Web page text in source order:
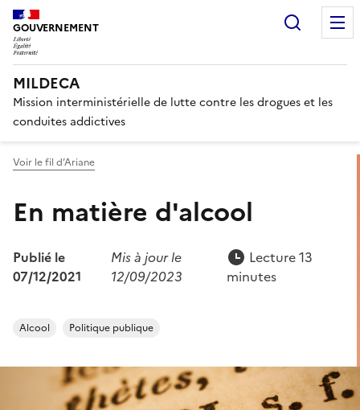
Panneau de gestion des
GOUVERNEMENT
MILDECA
Mission interministérielle de lutte contre les drogues et les
conduites addictives
Voir le fil d’Ariane
En matière d'alcool
Publié le
07/12/2021
Mis à jour le
12/09/2023
Lecture 13
minutes
Alcool Politique publique